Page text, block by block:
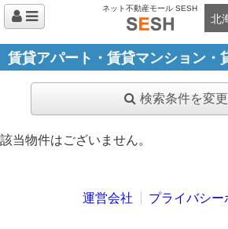
ネット不動産モール SESH
北
賃貸アパート・賃貸マンション・
検索条件を変更
該当物件はございません。
運営会社 プライバシー